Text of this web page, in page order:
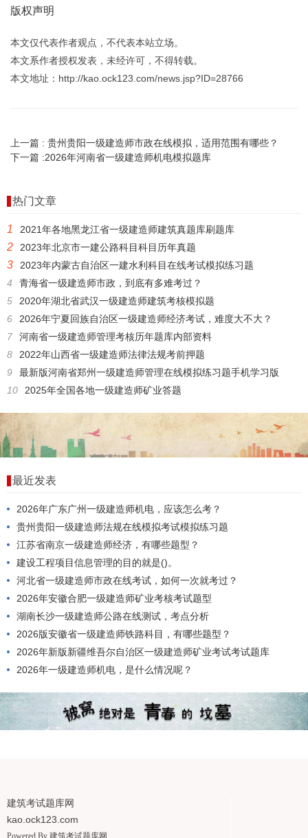
版权声明
本文仅代表作者观点，不代表本站立场。
本文系作者授权发表，未经许可，不得转载。
本文地址：http://kao.ock123.com/news.jsp?ID=28766
上一篇 : 贵州贵阳一级建造师市政在线模拟，适用范围有哪些？
下一篇 :2026年河南省一级建造师机电模拟题库
热门文章
1 2021年各地黑龙江省一级建造师建筑真题库刷题库
2 2023年北京市一建公路科目科目历年真题
3
2023年内蒙古自治区一建水利科目在线考试模拟练习题
4
青海省一级建造师市政，到底有多难考过？
5
2020年湖北省武汉一级建造师建筑考核模拟题
6
2026年宁夏回族自治区一级建造师经济考试，难度大不大？
7
河南省一级建造师管理考核历年题库内部资料
8
2022年山西省一级建造师法律法规考前押题
9
最新版河南省郑州一级建造师管理在线模拟练习题手机学习版
10
2025年全国各地一级建造师矿业答题
最近发表
2026年广东广州一级建造师机电，应该怎么考？
贵州贵阳一级建造师法规在线模拟考试模拟练习题
江苏省南京一级建造师经济，有哪些题型？
建设工程项目信息管理的目的就是()。
河北省一级建造师市政在线考试，如何一次就考过？
2026年安徽合肥一级建造师矿业考核考试题型
湖南长沙一级建造师公路在线测试，考点分析
2026版安徽省一级建造师铁路科目，有哪些题型？
2026年新版新疆维吾尔自治区一级建造师矿业考试考试题库
2026年一级建造师机电，是什么情况呢？
建筑考试题库网
kao.ock123.com